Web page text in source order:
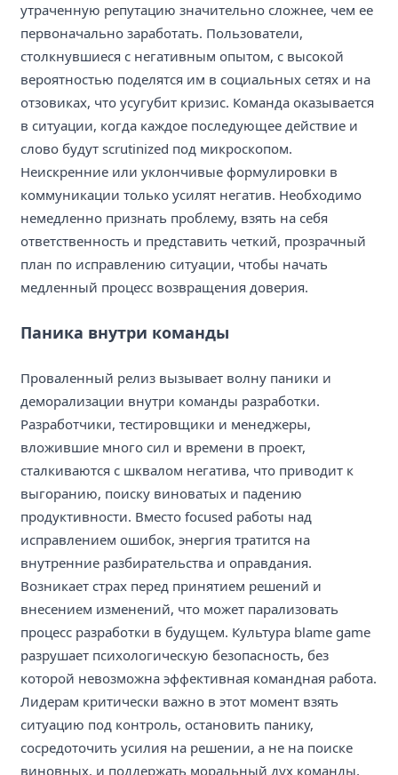
утраченную репутацию значительно сложнее, чем ее
первоначально заработать. Пользователи,
столкнувшиеся с негативным опытом, с высокой
вероятностью поделятся им в социальных сетях и на
отзовиках, что усугубит кризис. Команда оказывается
в ситуации, когда каждое последующее действие и
слово будут scrutinized под микроскопом.
Неискренние или уклончивые формулировки в
коммуникации только усилят негатив. Необходимо
немедленно признать проблему, взять на себя
ответственность и представить четкий, прозрачный
план по исправлению ситуации, чтобы начать
медленный процесс возвращения доверия.
Паника внутри команды
Проваленный релиз вызывает волну паники и
деморализации внутри команды разработки.
Разработчики, тестировщики и менеджеры,
вложившие много сил и времени в проект,
сталкиваются с шквалом негатива, что приводит к
выгоранию, поиску виноватых и падению
продуктивности. Вместо focused работы над
исправлением ошибок, энергия тратится на
внутренние разбирательства и оправдания.
Возникает страх перед принятием решений и
внесением изменений, что может парализовать
процесс разработки в будущем. Культура blame game
разрушает психологическую безопасность, без
которой невозможна эффективная командная работа.
Лидерам критически важно в этот момент взять
ситуацию под контроль, остановить панику,
сосредоточить усилия на решении, а не на поиске
виновных, и поддержать моральный дух команды,